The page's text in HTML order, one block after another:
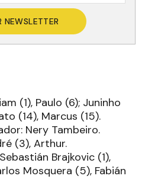
NEWSLETTER
(1), Paulo (6); Juninho
(14), Marcus (15).
Nery Tambeiro.
(3), Arthur.
Brajkovic (1),
Mosquera (5), Fabián